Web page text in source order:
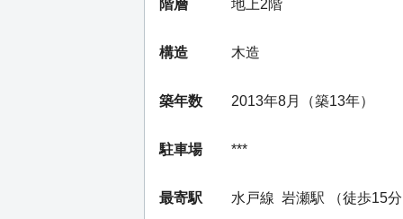
階層 地上2階
構造 木造
築年数 2013年8月（築13年）
駐車場 ***
最寄駅 水戸線 岩瀬駅 （徒歩15分